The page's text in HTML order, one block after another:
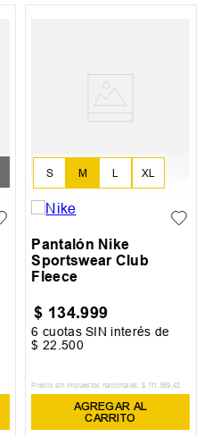
S L
M XL
Pantalón Nike
Sportswear Club
Fleece
$ 134.999
6 cuotas SIN interés de
$ 22.500
Precio sin impuestos nacionales: $ 111 .569 ,42
AGREGAR AL
CARRITO